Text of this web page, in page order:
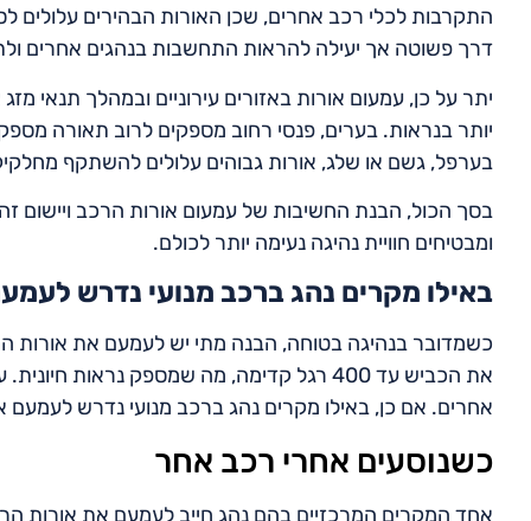
התקרבות לכלי רכב אחרים, שכן האורות הבהירים עלולים
דרך פשוטה אך יעילה להראות התחשבות בנהגים אחרים
יתר על כן, עמעום אורות באזורים עירוניים ובמהלך תנאי
יותר בנראות. בערים, פנסי רחוב מספקים לרוב תאורה
בערפל, גשם או שלג, אורות גבוהים עלולים להשתקף
בסך הכול, הבנת החשיבות של עמעום אורות הרכב ויישום
ומבטיחים חוויית נהיגה נעימה יותר לכולם.
באילו מקרים נהג ברכב מנועי נדרש
כשמדובר בנהיגה בטוחה, הבנה מתי יש לעמעם את אורות
את הכביש עד 400 רגל קדימה, מה שמספק
אחרים. אם כן, באילו מקרים נהג ברכב מנועי נדרש
כשנוסעים אחרי רכב אחר
אחד המקרים המרכזיים בהם נהג חייב לעמעם את אורות